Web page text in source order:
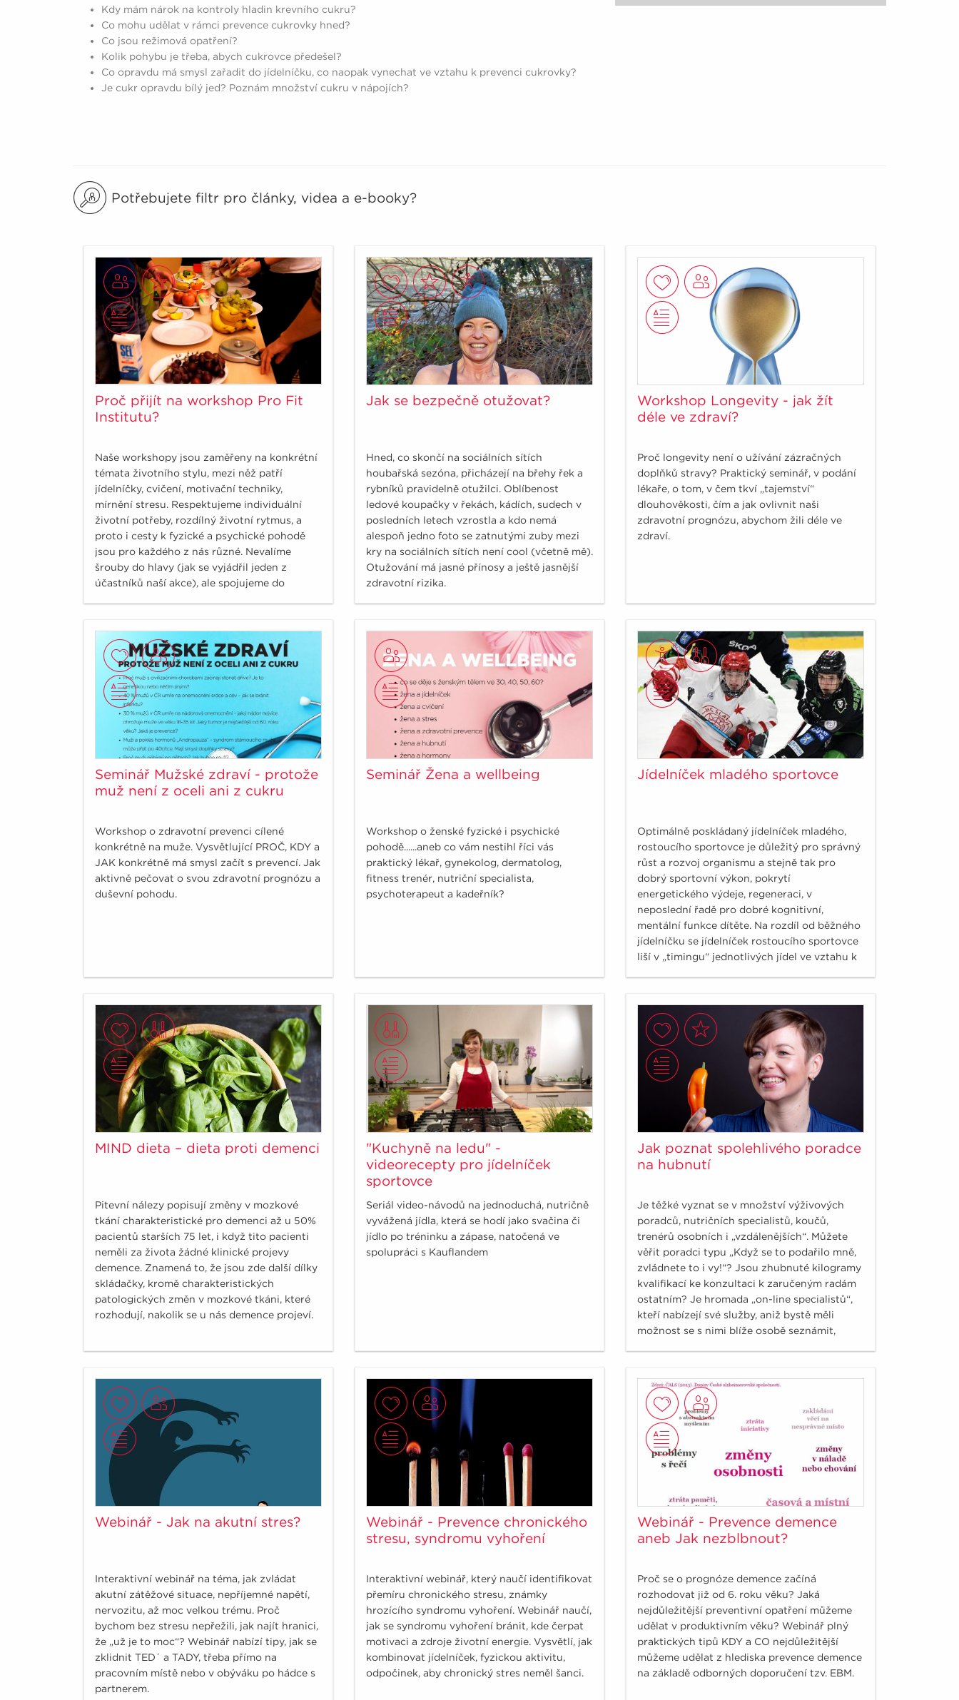
Kdy mám nárok na kontroly hladin krevního cukru?
Co mohu udělat v rámci prevence cukrovky hned?
Co jsou režimová opatření?
Kolik pohybu je třeba, abych cukrovce předešel?
Co opravdu má smysl zařadit do jídelníčku, co naopak vynechat ve vztahu k prevenci cukrovky?
Je cukr opravdu bílý jed? Poznám množství cukru v nápojích?
Potřebujete filtr pro články, videa a e-booky?
Proč přijít na workshop Pro Fit
Institutu?
Naše workshopy jsou zaměřeny na konkrétní
témata životního stylu, mezi něž patří
jídelníčky, cvičení, motivační techniky,
mírnění stresu. Respektujeme individuální
životní potřeby, rozdílný životní rytmus, a
proto i cesty k fyzické a psychické pohodě
jsou pro každého z nás různé. Nevalíme
šrouby do hlavy (jak se vyjádřil jeden z
účastníků naší akce), ale spojujeme do
ten optimální.
Jak se bezpečně otužovat?
Hned, co skončí na sociálních sítích
houbařská sezóna, přicházejí na břehy řek a
rybníků pravidelně otužilci. Oblíbenost
ledové koupačky v řekách, kádích, sudech v
posledních letech vzrostla a kdo nemá
alespoň jedno foto se zatnutými zuby mezi
kry na sociálních sítích není cool (včetně mě).
Otužování má jasné přínosy a ještě jasnější
zdravotní rizika.
Workshop Longevity - jak žít
déle ve zdraví?
Proč longevity není o užívání zázračných
doplňků stravy? Praktický seminář, v podání
lékaře, o tom, v čem tkví „tajemství“
dlouhověkosti, čím a jak ovlivnit naši
zdravotní prognózu, abychom žili déle ve
zdraví.
Seminář Mužské zdraví - protože
muž není z oceli ani z cukru
Workshop o zdravotní prevenci cílené
konkrétně na muže. Vysvětlující PROČ, KDY a
JAK konkrétně má smysl začít s prevencí. Jak
aktivně pečovat o svou zdravotní prognózu a
duševní pohodu.
Seminář Žena a wellbeing
Workshop o ženské fyzické i psychické
pohodě......aneb co vám nestihl říci vás
praktický lékař, gynekolog, dermatolog,
fitness trenér, nutriční specialista,
psychoterapeut a kadeřník?
Jídelníček mladého sportovce
Optimálně poskládaný jídelníček mladého,
rostoucího sportovce je důležitý pro správný
růst a rozvoj organismu a stejně tak pro
dobrý sportovní výkon, pokrytí
energetického výdeje, regeneraci, v
neposlední řadě pro dobré kognitivní,
mentální funkce dítěte. Na rozdíl od běžného
jídelníčku se jídelníček rostoucího sportovce
liší v „timingu“ jednotlivých jídel ve vztahu k
MIND dieta – dieta proti demenci
Pitevní nálezy popisují změny v mozkové
tkání charakteristické pro demenci až u 50%
pacientů starších 75 let, i když tito pacienti
neměli za života žádné klinické projevy
demence. Znamená to, že jsou zde další dílky
skládačky, kromě charakteristických
patologických změn v mozkové tkáni, které
rozhodují, nakolik se u nás demence projeví.
"Kuchyně na ledu" -
videorecepty pro jídelníček
sportovce
Seriál video-návodů na jednoduchá, nutričně
vyvážená jídla, která se hodí jako svačina či
jídlo po tréninku a zápase, natočená ve
spolupráci s Kauflandem
Jak poznat spolehlivého poradce
na hubnutí
Je těžké vyznat se v množství výživových
poradců, nutričních specialistů, koučů,
trenérů osobních i „vzdálenějších“. Můžete
věřit poradci typu „Když se to podařilo mně,
zvládnete to i vy!“? Jsou zhubnuté kilogramy
kvalifikací ke konzultaci k zaručeným radám
ostatním? Je hromada „on-line specialistů“,
kteří nabízejí své služby, aniž bystě měli
možnost se s nimi blíže osobě seznámit,
Webinář - Jak na akutní stres?
Interaktivní webinář na téma, jak zvládat
akutní zátěžové situace, nepříjemné napětí,
nervozitu, až moc velkou trému. Proč
bychom bez stresu nepřežili, jak najít hranici,
že „už je to moc“? Webinář nabízí tipy, jak se
zklidnit TED´ a TADY, třeba přímo na
pracovním místě nebo v obýváku po hádce s
partnerem.
Webinář - Prevence chronického
stresu, syndromu vyhoření
Interaktivní webinář, který naučí identifikovat
přemíru chronického stresu, známky
hrozícího syndromu vyhoření. Webinář naučí,
jak se syndromu vyhoření bránit, kde čerpat
motivaci a zdroje životní energie. Vysvětlí, jak
kombinovat jídelníček, fyzickou aktivitu,
odpočinek, aby chronický stres neměl šanci.
Webinář - Prevence demence
aneb Jak nezblbnout?
Proč se o prognóze demence začíná
rozhodovat již od 6. roku věku? Jaká
nejdůležitější preventivní opatření můžeme
udělat v produktivním věku? Webinář plný
praktických tipů KDY a CO nejdůležitější
můžeme udělat z hlediska prevence demence
na základě odborných doporučení tzv. EBM.